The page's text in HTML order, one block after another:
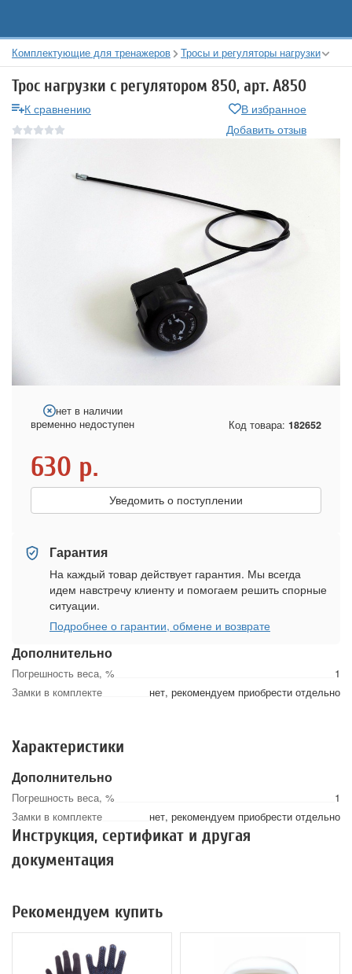
Комплектующие для тренажеров Тросы и регуляторы нагрузки
Трос нагрузки с регулятором 850, арт. A850
К сравнению
В избранное
Добавить отзыв
Дополнительно
Погрешность веса, %
1
Замки в комплекте
нет, рекомендуем приобрести отдельно
нет в наличии
временно недоступен
Код товара: 182652
630 р.
Уведомить о поступлении
Гарантия
На каждый товар действует гарантия. Мы всегда
идем навстречу клиенту и помогаем решить спорные
ситуации.
Подробнее о гарантии, обмене и возврате
Характеристики
Дополнительно
Погрешность веса, %
1
Замки в комплекте
нет, рекомендуем приобрести отдельно
Инструкция, сертификат и другая
документация
Рекомендуем купить